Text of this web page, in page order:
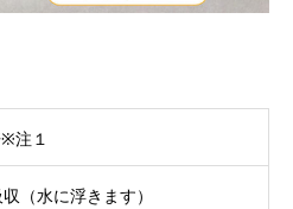
注１
（水に浮きます）